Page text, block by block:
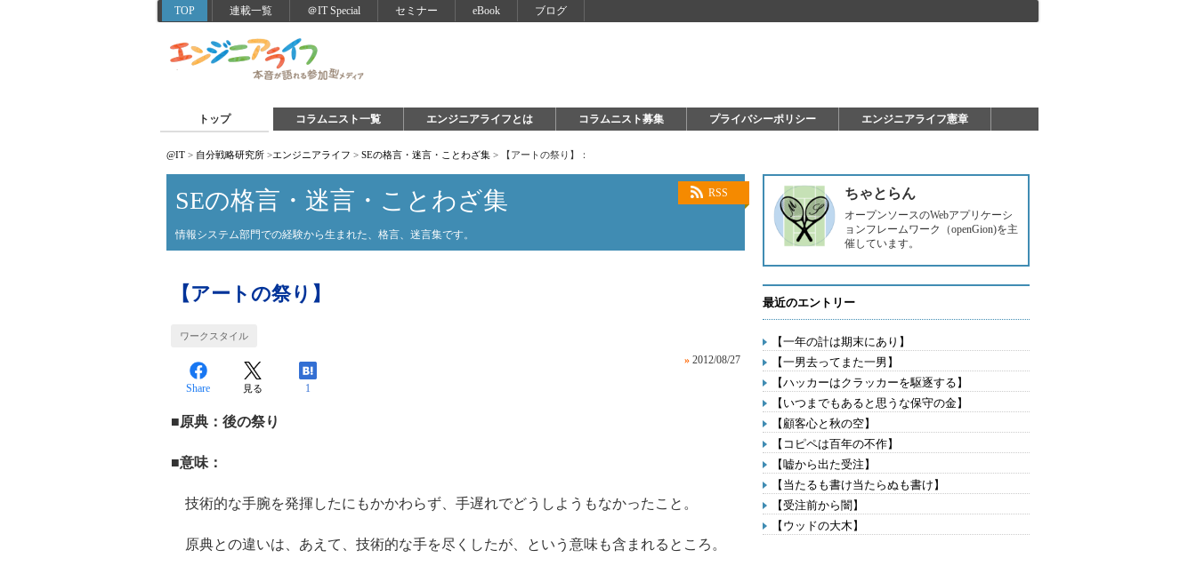
TOP 連載一覧 ＠IT Special セミナー eBook ブログ
トップ コラムニスト一覧 エンジニアライフとは コラムニスト募集 プライバシーポリシー エンジニアライフ憲章
@IT > 自分戦略研究所 >エンジニアライフ > SEの格言・迷言・ことわざ集 > 【アートの祭り】：
RSS
SEの格言・迷言・ことわざ集
情報システム部門での経験から生まれた、格言、迷言集です。
【アートの祭り】
ワークスタイル
» 2012/08/27
Share 見る 1
■原典：後の祭り
■意味：
技術的な手腕を発揮したにもかかわらず、手遅れでどうしようもなかったこと。
原典との違いは、あえて、技術的な手を尽くしたが、という意味も含まれるところ。
ちゃとらん
オープンソースのWebアプリケーシ
ョンフレームワーク（openGion)を主
催しています。
最近のエントリー
【一年の計は期末にあり】
【一男去ってまた一男】
【ハッカーはクラッカーを駆逐する】
【いつまでもあると思うな保守の金】
【顧客心と秋の空】
【コピペは百年の不作】
【嘘から出た受注】
【当たるも書け当たらぬも書け】
【受注前から闇】
【ウッドの大木】